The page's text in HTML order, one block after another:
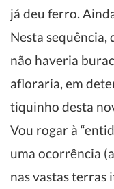
já deu ferro.
Nesta sequência,
não haveria
afloraria, em
tiquinho desta
Vou rogar à
uma ocorrência
nas vastas terras